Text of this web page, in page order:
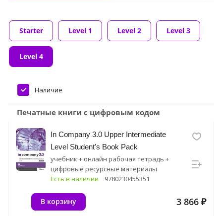
Starter Level 1 Level 2 Level 3
Level 4
Наличие
Печатные книги с цифровым кодом
In Company 3.0 Upper Intermediate
Level Student's Book Pack
учебник + онлайн рабочая тетрадь +
цифровые ресурсные материалы
Есть в наличии
9780230455351
3 866 ₽
В корзину